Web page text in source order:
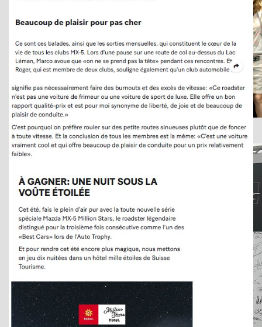
Weekend Musée Mazda 2025